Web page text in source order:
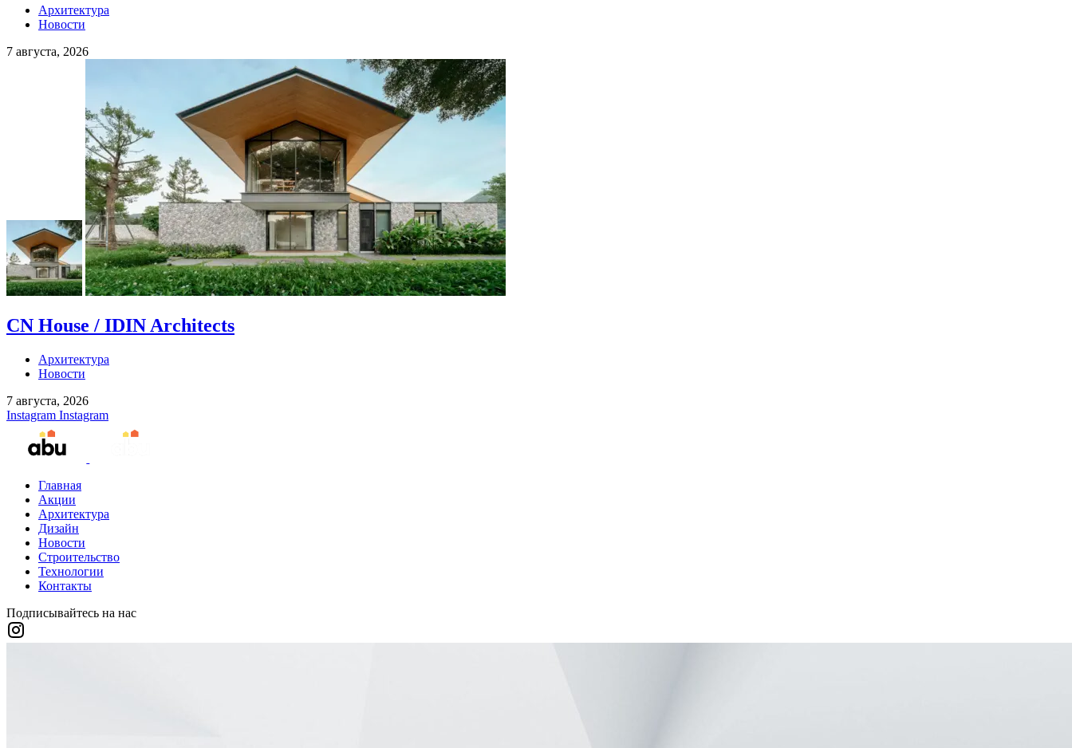
Архитектура
Новости
7 августа, 2026
CN House / IDIN Architects
Архитектура
Новости
7 августа, 2026
Instagram Instagram
Главная
Акции
Архитектура
Дизайн
Новости
Строительство
Технологии
Контакты
Подписывайтесь на нас